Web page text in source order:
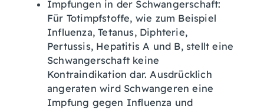
Impfungen in der Schwangerschaft:
Für Totimpfstoffe, wie zum Beispiel
Influenza, Tetanus, Diphterie,
Pertussis, Hepatitis A und B, stellt eine
Schwangerschaft keine
Kontraindikation dar. Ausdrücklich
angeraten wird Schwangeren eine
Impfung gegen Influenza und